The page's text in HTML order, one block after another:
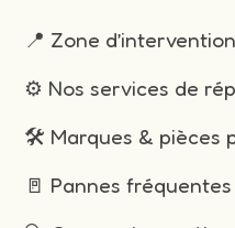
📍 Zone
⚙️ Nos services de
🛠️ Marques & pièces
🚪 Pannes